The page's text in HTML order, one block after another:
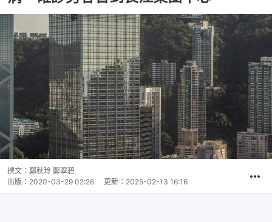
撰文： 鄭秋玲 鄭翠碧
出版： 2020-03-29 02:26 更新： 2025-02-13 16:16